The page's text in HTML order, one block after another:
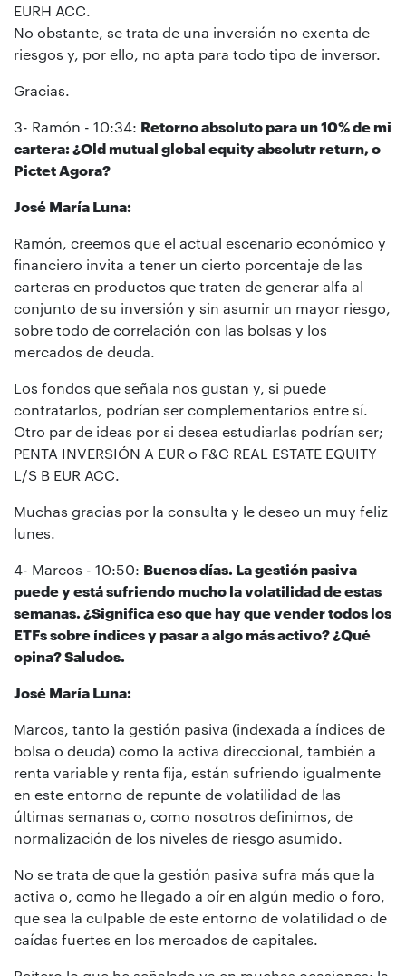
EURH ACC.
No obstante, se trata de una inversión no exenta de
riesgos y, por ello, no apta para todo tipo de inversor.
Gracias.
3- Ramón - 10:34: Retorno absoluto para un 10% de mi
cartera: ¿Old mutual global equity absolutr return, o
Pictet Agora?
José María Luna:
Ramón, creemos que el actual escenario económico y
financiero invita a tener un cierto porcentaje de las
carteras en productos que traten de generar alfa al
conjunto de su inversión y sin asumir un mayor riesgo,
sobre todo de correlación con las bolsas y los
mercados de deuda.
Los fondos que señala nos gustan y, si puede
contratarlos, podrían ser complementarios entre sí.
Otro par de ideas por si desea estudiarlas podrían ser;
PENTA INVERSIÓN A EUR o F&C REAL ESTATE EQUITY
L/S B EUR ACC.
Muchas gracias por la consulta y le deseo un muy feliz
lunes.
4- Marcos - 10:50: Buenos días. La gestión pasiva
puede y está sufriendo mucho la volatilidad de estas
semanas. ¿Significa eso que hay que vender todos los
ETFs sobre índices y pasar a algo más activo? ¿Qué
opina? Saludos.
José María Luna:
Marcos, tanto la gestión pasiva (indexada a índices de
bolsa o deuda) como la activa direccional, también a
renta variable y renta fija, están sufriendo igualmente
en este entorno de repunte de volatilidad de las
últimas semanas o, como nosotros definimos, de
normalización de los niveles de riesgo asumido.
No se trata de que la gestión pasiva sufra más que la
activa o, como he llegado a oír en algún medio o foro,
que sea la culpable de este entorno de volatilidad o de
caídas fuertes en los mercados de capitales.